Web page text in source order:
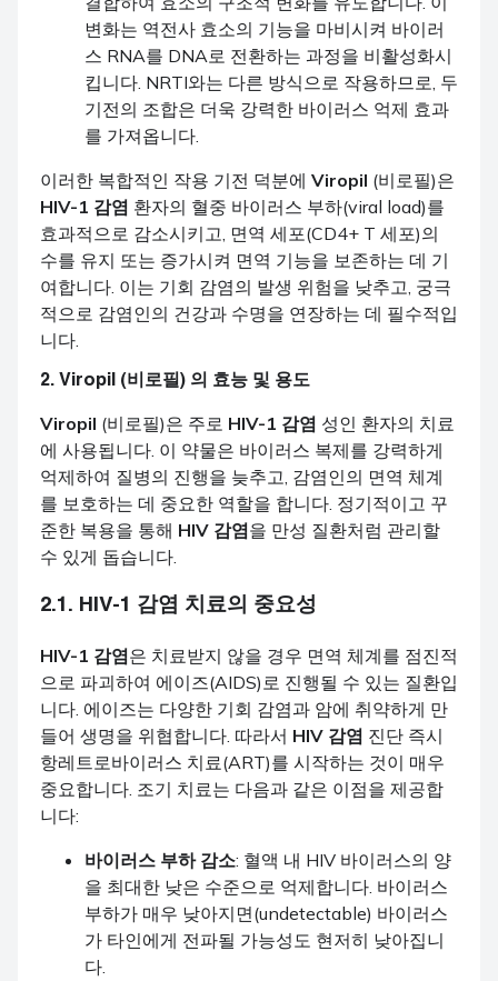
변화는 역전사 효소의 기능을 마비시켜 바이러
스 RNA를 DNA로 전환하는 과정을 비활성화시
킵니다. NRTI와는 다른 방식으로 작용하므로, 두
기전의 조합은 더욱 강력한 바이러스 억제 효과
를 가져옵니다.
이러한 복합적인 작용 기전 덕분에 Viropil (비로필)은
HIV-1 감염 환자의 혈중 바이러스 부하(viral load)를
효과적으로 감소시키고, 면역 세포(CD4+ T 세포)의
수를 유지 또는 증가시켜 면역 기능을 보존하는 데 기
여합니다. 이는 기회 감염의 발생 위험을 낮추고, 궁극
적으로 감염인의 건강과 수명을 연장하는 데 필수적입
니다.
2. Viropil (비로필) 의 효능 및 용도
Viropil (비로필)은 주로 HIV-1 감염 성인 환자의 치료
에 사용됩니다. 이 약물은 바이러스 복제를 강력하게
억제하여 질병의 진행을 늦추고, 감염인의 면역 체계
를 보호하는 데 중요한 역할을 합니다. 정기적이고 꾸
준한 복용을 통해 HIV 감염을 만성 질환처럼 관리할
수 있게 돕습니다.
2.1. HIV-1 감염 치료의 중요성
HIV-1 감염은 치료받지 않을 경우 면역 체계를 점진적
으로 파괴하여 에이즈(AIDS)로 진행될 수 있는 질환입
니다. 에이즈는 다양한 기회 감염과 암에 취약하게 만
들어 생명을 위협합니다. 따라서 HIV 감염 진단 즉시
항레트로바이러스 치료(ART)를 시작하는 것이 매우
중요합니다. 조기 치료는 다음과 같은 이점을 제공합
니다:
바이러스 부하 감소: 혈액 내 HIV 바이러스의 양
을 최대한 낮은 수준으로 억제합니다. 바이러스
부하가 매우 낮아지면(undetectable) 바이러스
가 타인에게 전파될 가능성도 현저히 낮아집니
다.